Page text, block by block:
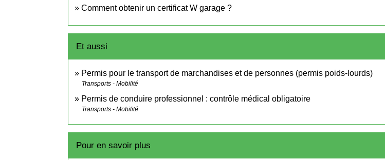
Comment obtenir un certificat W garage ?
Et aussi
Permis pour le transport de marchandises et de personnes (permis poids-lourds)
Transports - Mobilité
Permis de conduire professionnel : contrôle médical obligatoire
Transports - Mobilité
Pour en savoir plus